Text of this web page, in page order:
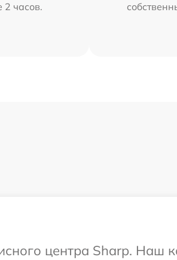
2 часов.
центра Sharp. Наш